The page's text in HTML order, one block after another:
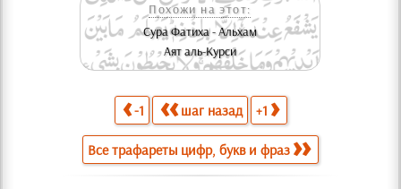
Похожи на этот:
Сура Фатиха - Альхам
Аят аль-Курси
-1 шаг назад +1
Все трафареты цифр, букв и фраз